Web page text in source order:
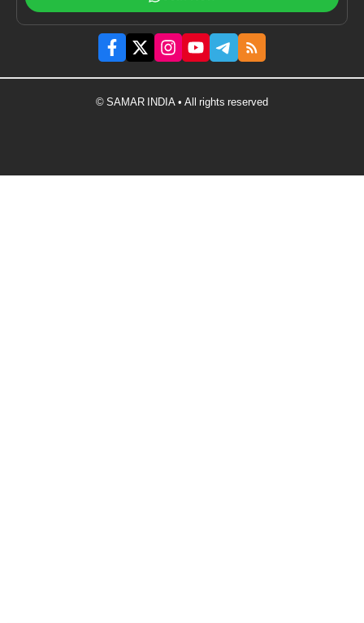
© SAMAR INDIA • All rights reserved